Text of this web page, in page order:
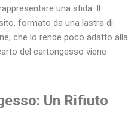
una sfida. Il
formato da una lastra di
che lo rende poco adatto alla
del cartongesso viene
Un Rifiuto